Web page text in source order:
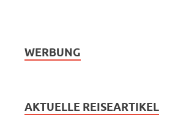
WERBUNG
AKTUELLE REISEARTIKEL